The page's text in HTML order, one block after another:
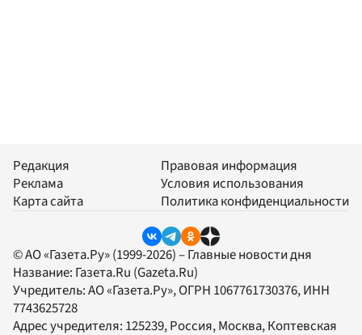
Редакция
Реклама
Карта сайта
Правовая информация
Условия использования
Политика конфиденциальности
© АО «Газета.Ру» (1999-2026) – Главные новости дня
Название: Газета.Ru (Gazeta.Ru)
Учредитель:АО «Газета.Ру», ОГРН 1067761730376, ИНН
7743625728
Адрес учредителя: 125239, Россия, Москва, Коптевская